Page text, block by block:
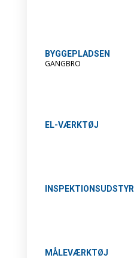
BYGGEPLADSEN
GANGBRO
EL-VÆRKTØJ
INSPEKTIONSUDSTYR
MÅLEVÆRKTØJ